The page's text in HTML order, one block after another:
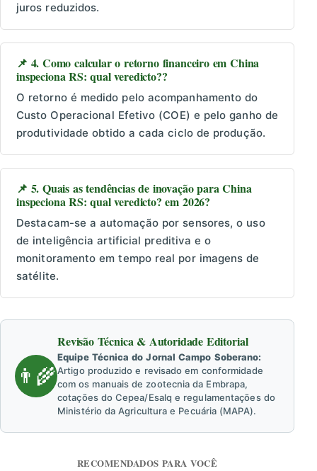
juros reduzidos.
📌 4. Como calcular o retorno financeiro em China
inspeciona RS: qual veredicto??
O retorno é medido pelo acompanhamento do
Custo Operacional Efetivo (COE) e pelo ganho de
produtividade obtido a cada ciclo de produção.
📌 5. Quais as tendências de inovação para China
inspeciona RS: qual veredicto? em 2026?
Destacam-se a automação por sensores, o uso
de inteligência artificial preditiva e o
monitoramento em tempo real por imagens de
satélite.
👨‍🌾
Revisão Técnica & Autoridade Editorial
Equipe Técnica do Jornal Campo Soberano:
Artigo produzido e revisado em conformidade
com os manuais de zootecnia da Embrapa,
cotações do Cepea/Esalq e regulamentações do
Ministério da Agricultura e Pecuária (MAPA).
RECOMENDADOS PARA VOCÊ